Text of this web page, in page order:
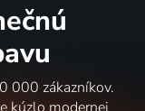
000 zákazníkov.